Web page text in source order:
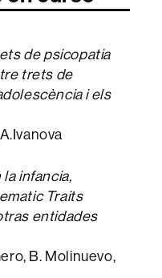
de psicopatia
trets de
i els
infancia,
Traits
entidades
B. Molinuevo,